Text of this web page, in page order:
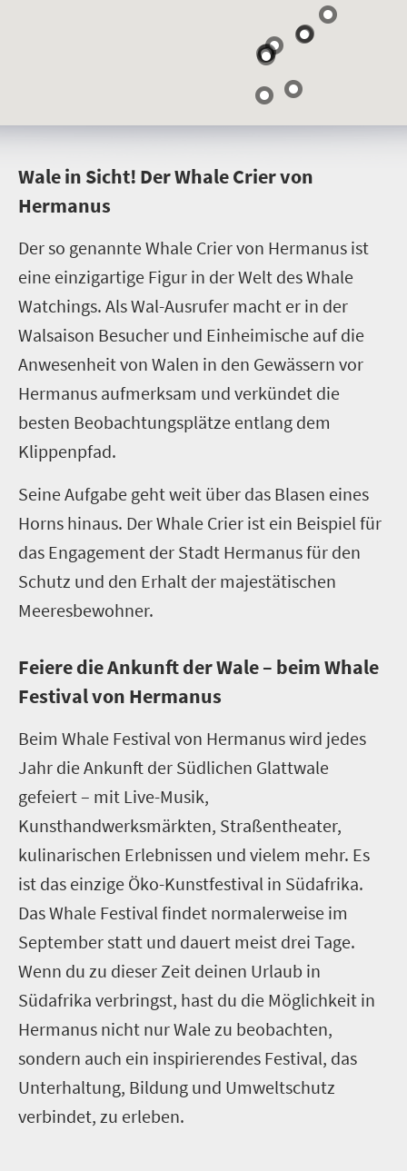
Wale in Sicht! Der Whale Crier von
Hermanus
Der so genannte Whale Crier von Hermanus ist
eine einzigartige Figur in der Welt des Whale
Watchings. Als Wal-Ausrufer macht er in der
Walsaison Besucher und Einheimische auf die
Anwesenheit von Walen in den Gewässern vor
Hermanus aufmerksam und verkündet die
besten Beobachtungsplätze entlang dem
Klippenpfad.
Seine Aufgabe geht weit über das Blasen eines
Horns hinaus. Der Whale Crier ist ein Beispiel für
das Engagement der Stadt Hermanus für den
Schutz und den Erhalt der majestätischen
Meeresbewohner.
Feiere die Ankunft der Wale – beim Whale
Festival von Hermanus
Beim Whale Festival von Hermanus wird jedes
Jahr die Ankunft der Südlichen Glattwale
gefeiert – mit Live-Musik,
Kunsthandwerksmärkten, Straßentheater,
kulinarischen Erlebnissen und vielem mehr. Es
ist das einzige Öko-Kunstfestival in Südafrika.
Das Whale Festival findet normalerweise im
September statt und dauert meist drei Tage.
Wenn du zu dieser Zeit deinen Urlaub in
Südafrika verbringst, hast du die Möglichkeit in
Hermanus nicht nur Wale zu beobachten,
sondern auch ein inspirierendes Festival, das
Unterhaltung, Bildung und Umweltschutz
verbindet, zu erleben.